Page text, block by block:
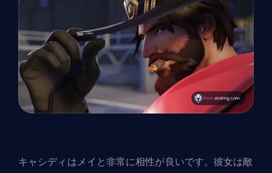
キャシディはメイと非常に相性が良いです。彼女は敵